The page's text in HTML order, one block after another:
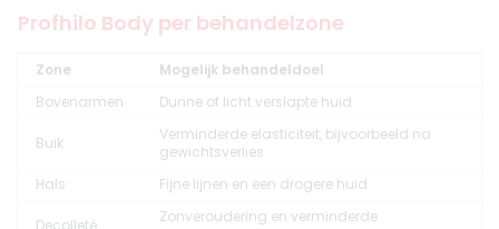
Profhilo Body per behandelzone
Zone
Mogelijk behandeldoel
Bovenarmen
Dunne of licht verslapte huid
Buik
Verminderde elasticiteit, bijvoorbeeld na
gewichtsverlies
Hals
Fijne lijnen en een drogere huid
Decolleté
Zonveroudering en verminderde